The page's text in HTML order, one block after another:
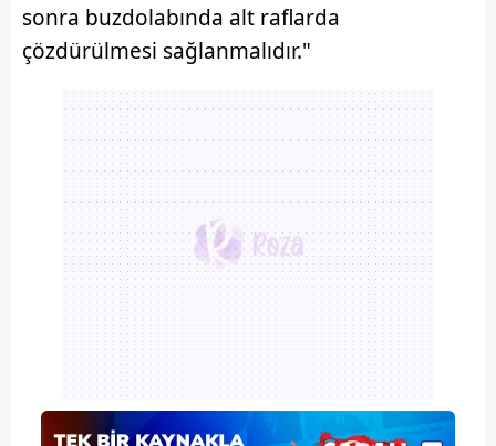
sonra buzdolabında alt raflarda
çözdürülmesi sağlanmalıdır."